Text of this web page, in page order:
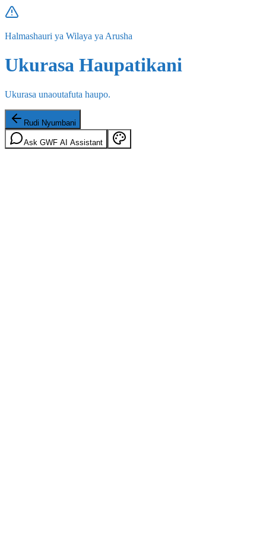
Halmashauri ya Wilaya ya Arusha
Ukurasa Haupatikani
Ukurasa unaoutafuta haupo.
Rudi Nyumbani
Ask GWF AI Assistant